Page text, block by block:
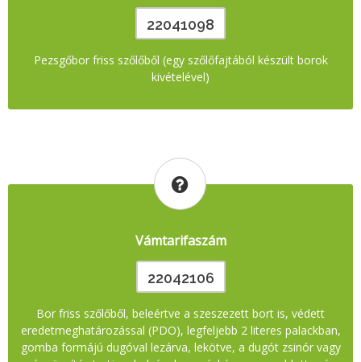
22041098
Pezsgőbor friss szőlőből (egy szőlőfajtából készült borok
kivételével)
Vámtarifaszám
22042106
Bor friss szőlőből, beleértve a szeszezett bort is, védett
eredetmeghatározással (PDO), legfeljebb 2 literes palackban,
gomba formájú dugóval lezárva, lekötve, a dugót zsinór vagy